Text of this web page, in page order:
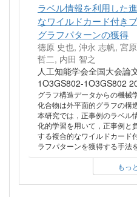
ラベル情報を利用した
なワイルドカード付き
グラフパターンの獲得
徳原 史也, 沖永 志帆, 宮
哲二, 内田 智之
人工知能学会全国大会論
1O3GS802-1O3GS802
グラフ構造データからの機械
化合物は外平面的グラフの構
本研究では，正事例のラベル
化的学習を用いて，正事例と
する複合的なワイルドカード
ラフパターンを獲得する手法
もっ